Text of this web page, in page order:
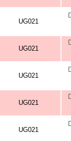
UG021
UG021
UG021
UG021
UG021